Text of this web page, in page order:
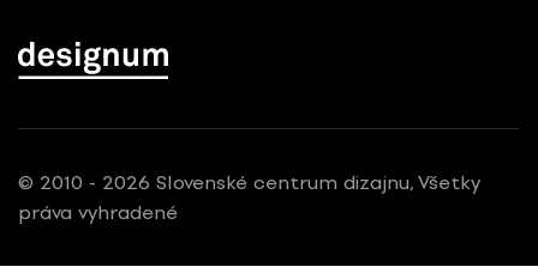
© 2010 - 2026 Slovenské centrum dizajnu, Všetky
práva vyhradené